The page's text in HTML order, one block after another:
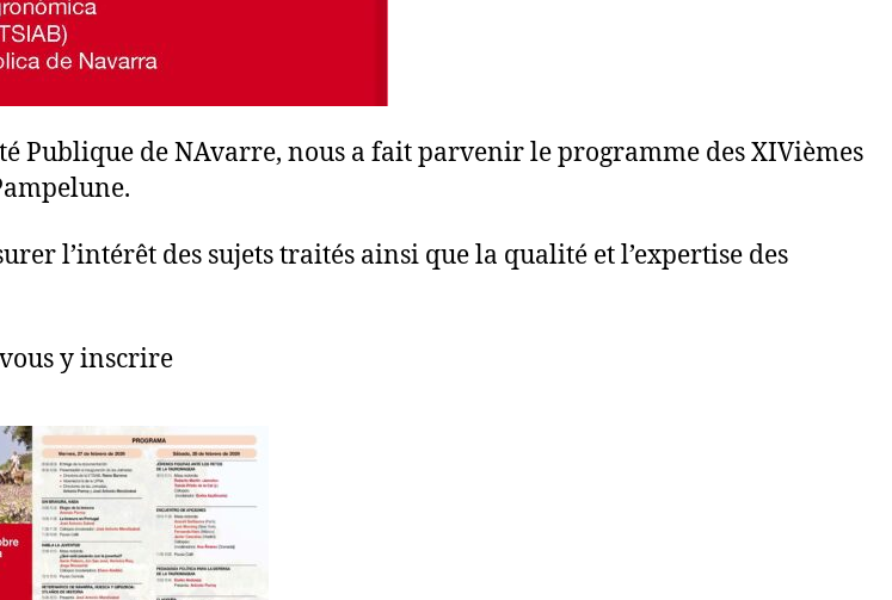
Publique de NAvarre, nous a fait parvenir le programme des XIVièmes
l’intérêt des sujets traités ainsi que la qualité et l’expertise des
y inscrire